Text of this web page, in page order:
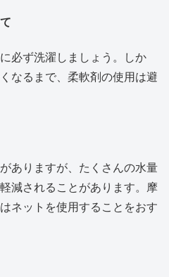
必ず洗濯しましょう。しか
なるまで、柔軟剤の使用は避
ありますが、たくさんの水量
減されることがあります。摩
ネットを使用することをおす